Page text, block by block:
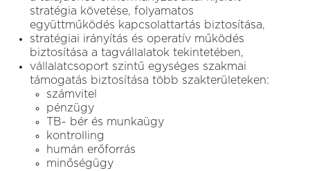
stratégia követése, folyamatos
együttműködés kapcsolattartás biztosítása,
stratégiai irányítás és operatív működés
biztosítása a tagvállalatok tekintetében,
vállalatcsoport szintű egységes szakmai
támogatás biztosítása több szakterületeken:
számvitel
pénzügy
TB- bér és munkaügy
kontrolling
humán erőforrás
minőségügy